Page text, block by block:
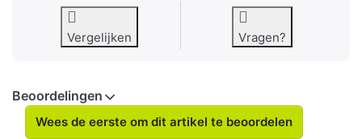
Vergelijken Vragen?
Beoordelingen
Wees de eerste om dit artikel te beoordelen